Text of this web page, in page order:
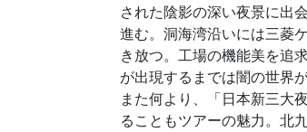
された陰影の深い夜景に出
進む。洞海湾沿いには三菱
き放つ。工場の機能美を追
が出現するまでは闇の世界
また何より、「日本新三大
ることもツアーの魅力。北